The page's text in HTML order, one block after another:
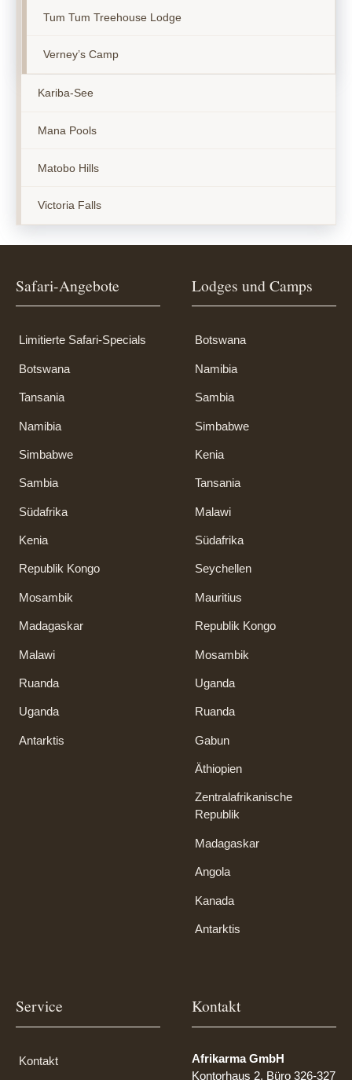
Tum Tum Treehouse Lodge
Verney’s Camp
Kariba-See
Mana Pools
Matobo Hills
Victoria Falls
Safari-Angebote
Limitierte Safari-Specials
Botswana
Tansania
Namibia
Simbabwe
Sambia
Südafrika
Kenia
Republik Kongo
Mosambik
Madagaskar
Malawi
Ruanda
Uganda
Antarktis
Lodges und Camps
Botswana
Namibia
Sambia
Simbabwe
Kenia
Tansania
Malawi
Südafrika
Seychellen
Mauritius
Republik Kongo
Mosambik
Uganda
Ruanda
Gabun
Äthiopien
Zentralafrikanische
Republik
Madagaskar
Angola
Kanada
Antarktis
Service
Kontakt
Kontakt
Afrikarma GmbH
Kontorhaus 2, Büro 326-327